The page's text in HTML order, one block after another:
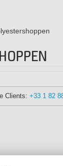
Clients: +33 1 82